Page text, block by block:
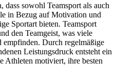
dass sowohl Teamsport als auch
in Bezug auf Motivation und
Sportart bieten. Teamsport
den Teamgeist, was viele
empfinden. Durch regelmäßige
Leistungsdruck entsteht ein
Athleten motiviert, ihre besten